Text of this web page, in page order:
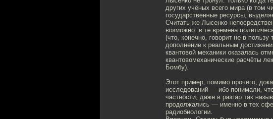
других учёных всего мира (в том
государственные ресурсы,
Считать же Лысенко
возможно: в те времена
(что, конечно, говорит не в
дополнение к реальным
квантовой механики оказалась
квантовомеханические расчёты
Бомбу).
Этот пример, помимо прочего,
исследований — ибо понимали,
частности, даже в разгар так
продолжались — именно в тех
радиобиологии.